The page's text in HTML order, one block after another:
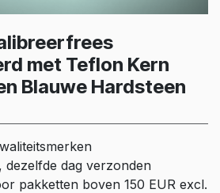
met Teflon Kern
Blauwe Hardsteen
dezelfde dag verzonden
pakketten boven 150 EUR excl.